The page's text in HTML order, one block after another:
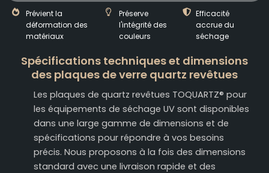
Prévient la
déformation des
matériaux
Préserve
l'intégrité des
couleurs
Efficacité
accrue du
séchage
Spécifications techniques et dimensions
des plaques de verre quartz revêtues
Les plaques de quartz revêtues TOQUARTZ® pour
les équipements de séchage UV sont disponibles
dans une large gamme de dimensions et de
spécifications pour répondre à vos besoins
précis. Nous proposons à la fois des dimensions
standard avec une livraison rapide et des